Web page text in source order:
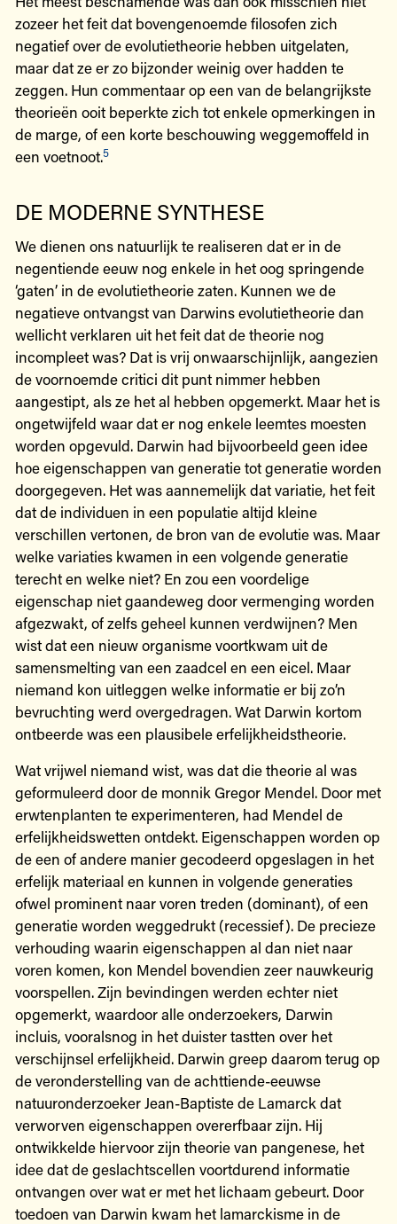
zozeer het feit dat bovengenoemde filosofen zich
negatief over de evolutietheorie hebben uitgelaten,
maar dat ze er zo bijzonder weinig over hadden te
zeggen. Hun commentaar op een van de belangrijkste
theorieën ooit beperkte zich tot enkele opmerkingen in
de marge, of een korte beschouwing weggemoffeld in
een voetnoot.5
DE MODERNE SYNTHESE
We dienen ons natuurlijk te realiseren dat er in de
negentiende eeuw nog enkele in het oog springende
‘gaten’ in de evolutietheorie zaten. Kunnen we de
negatieve ontvangst van Darwins evolutietheorie dan
wellicht verklaren uit het feit dat de theorie nog
incompleet was? Dat is vrij onwaarschijnlijk, aangezien
de voornoemde critici dit punt nimmer hebben
aangestipt, als ze het al hebben opgemerkt. Maar het is
ongetwijfeld waar dat er nog enkele leemtes moesten
worden opgevuld. Darwin had bijvoorbeeld geen idee
hoe eigenschappen van generatie tot generatie worden
doorgegeven. Het was aannemelijk dat variatie, het feit
dat de individuen in een populatie altijd kleine
verschillen vertonen, de bron van de evolutie was. Maar
welke variaties kwamen in een volgende generatie
terecht en welke niet? En zou een voordelige
eigenschap niet gaandeweg door vermenging worden
afgezwakt, of zelfs geheel kunnen verdwijnen? Men
wist dat een nieuw organisme voortkwam uit de
samensmelting van een zaadcel en een eicel. Maar
niemand kon uitleggen welke informatie er bij zo’n
bevruchting werd overgedragen. Wat Darwin kortom
ontbeerde was een plausibele erfelijkheidstheorie.
Wat vrijwel niemand wist, was dat die theorie al was
geformuleerd door de monnik Gregor Mendel. Door met
erwtenplanten te experimenteren, had Mendel de
erfelijkheidswetten ontdekt. Eigenschappen worden op
de een of andere manier gecodeerd opgeslagen in het
erfelijk materiaal en kunnen in volgende generaties
ofwel prominent naar voren treden (dominant), of een
generatie worden weggedrukt (recessief). De precieze
verhouding waarin eigenschappen al dan niet naar
voren komen, kon Mendel bovendien zeer nauwkeurig
voorspellen. Zijn bevindingen werden echter niet
opgemerkt, waardoor alle onderzoekers, Darwin
incluis, vooralsnog in het duister tastten over het
verschijnsel erfelijkheid. Darwin greep daarom terug op
de veronderstelling van de achttiende-eeuwse
natuuronderzoeker Jean-Baptiste de Lamarck dat
verworven eigenschappen overerfbaar zijn. Hij
ontwikkelde hiervoor zijn theorie van pangenese, het
idee dat de geslachtscellen voortdurend informatie
ontvangen over wat er met het lichaam gebeurt. Door
toedoen van Darwin kwam het lamarckisme in de